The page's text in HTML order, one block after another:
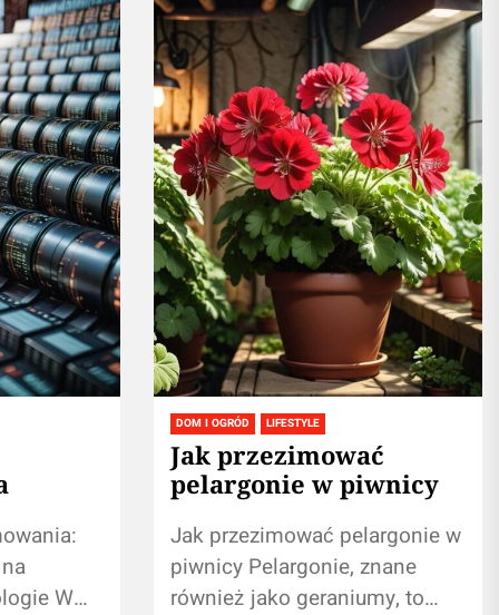
zaopatrzenie aptek, szpitali i
innych placówek medycznych
w leki...
W
DOM I OGRÓD LIFESTYLE
Jak przezimować
pelargonie w piwnicy
Jak przezimować pelargonie w
piwnicy Pelargonie, znane
również jako geraniumy, to